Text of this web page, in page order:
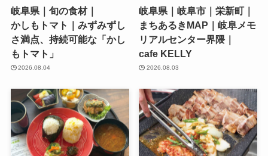
岐阜県｜旬の食材｜
かしもトマト｜みずみずし
さ満点、持続可能な「かし
もトマト」
2026.08.04
岐阜県｜岐阜市｜栄新町｜
まちあるきMAP｜岐阜メモ
リアルセンター界隈｜
cafe KELLY
2026.08.03